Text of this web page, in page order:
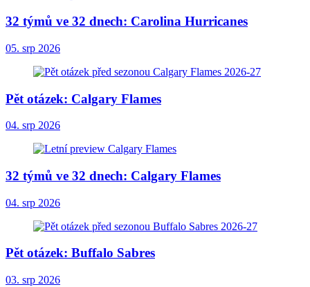
32 týmů ve 32 dnech: Carolina Hurricanes
05. srp 2026
Pět otázek: Calgary Flames
04. srp 2026
32 týmů ve 32 dnech: Calgary Flames
04. srp 2026
Pět otázek: Buffalo Sabres
03. srp 2026